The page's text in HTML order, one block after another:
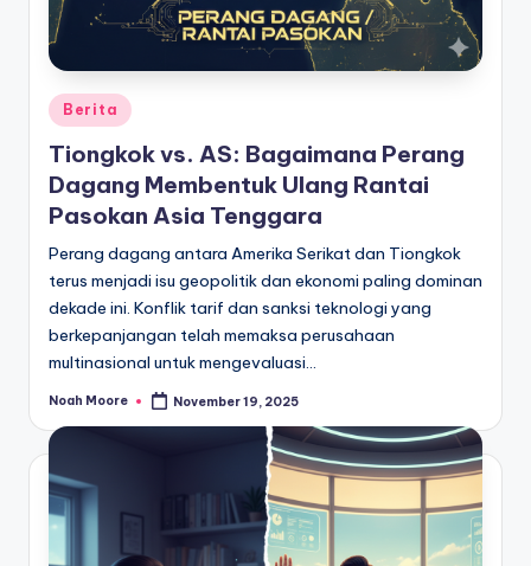
Posted
in
Berita
Tiongkok vs. AS: Bagaimana Perang
Dagang Membentuk Ulang Rantai
Pasokan Asia Tenggara
Perang dagang antara Amerika Serikat dan Tiongkok
terus menjadi isu geopolitik dan ekonomi paling dominan
dekade ini. Konflik tarif dan sanksi teknologi yang
berkepanjangan telah memaksa perusahaan
multinasional untuk mengevaluasi…
Posted
Noah Moore November 19, 2025